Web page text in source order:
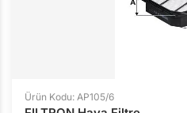
Ürün Kodu: AP105/6